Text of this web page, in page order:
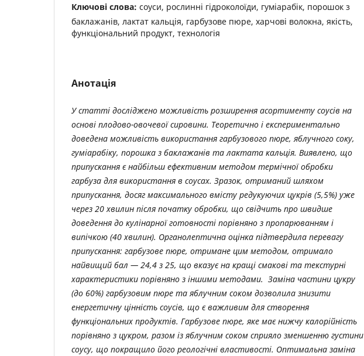
Ключові слова: соуси, рослинні гідроколоїди, гуміарабік, порошок з
баклажанів, лактат кальція, гарбузове пюре, харчові волокна, якість,
функціональний продукт, технологія
Анотація
У статті досліджено можливість розширення асортименту соусів на
основі плодово-овочевої сировини. Теоретично і експериментально
доведена можливість використання гарбузового пюре, яблучного соку,
гуміарабіку, порошка з баклажанів та лактата кальція. Виявлено, що
припускання є найбільш ефективним методом термічної обробки
гарбуза для використання в соусах. Зразок, отриманий шляхом
припускання, досяг максимального вмісту редукуючих цукрів (5,5%) уже
через 20 хвилин після початку обробки, що свідчить про швидше
доведення до кулінарної готовності порівняно з пропарюванням і
випічкою (40 хвилин). Органолептична оцінка підтвердила перевагу
припускання: гарбузове пюре, отримане цим методом, отримало
найвищий бал — 24,4 з 25, що вказує на кращі смакові та текстурні
характеристики порівняно з іншими методами. Заміна частини цукру
(до 60%) гарбузовим пюре та яблучним соком дозволила знизити
енергетичну цінність соусів, що є важливим для створення
функціональних продуктів. Гарбузове пюре, яке має нижчу калорійність
порівняно з цукром, разом із яблучним соком сприяло зменшенню густини
соусу, що покращило його реологічні властивості. Оптимальна заміна